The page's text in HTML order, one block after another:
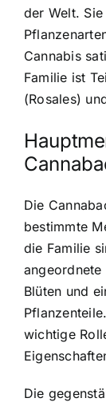
der Welt.
Cannabis
Familie ist
(Rosales)
Die
bestimmte
die Familie
Blüten und
wichtige
Die